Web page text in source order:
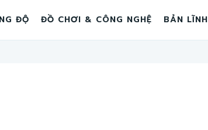
ĐỘ ĐỒ CHƠI & CÔNG NGHỆ BẢN LĨNH